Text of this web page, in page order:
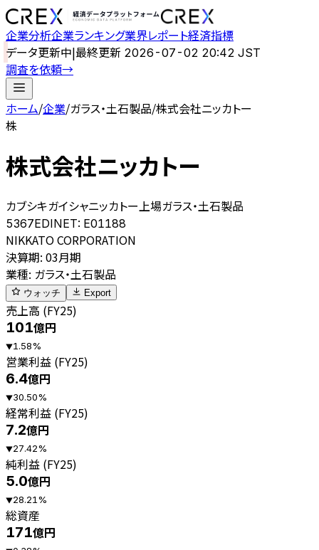
企業分析企業ランキング業界レポート経済指標
データ更新中|最終更新 2026-07-02 20:42 JST
調査を依頼→
ホーム/企業/ガラス・土石製品/株式会社ニッカトー
株
株式会社ニッカトー
カブシキガイシャニッカトー 上場ガラス・土石製品
5367EDINET: E01188
NIKKATO CORPORATION
決算期: 03月期
業種: ガラス・土石製品
ウォッチ Export
売上高 (FY25)
101億円
▼1.58%
営業利益 (FY25)
6.4億円
▼30.50%
経常利益 (FY25)
7.2億円
▼27.42%
純利益 (FY25)
5.0億円
▼28.21 %
総資産
171億円